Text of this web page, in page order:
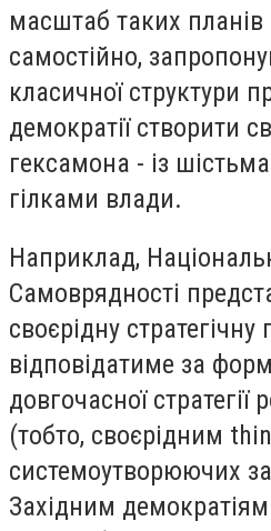
масштаб таких
самостійно,
класичної структури
демократії створити
гексамона - із
гілками влади.
Наприклад,
Самоврядності
своєрідну стратегічну
відповідатиме за
довгочасної стратегії
(тобто, своєрідним
системоутворюючих
Західним